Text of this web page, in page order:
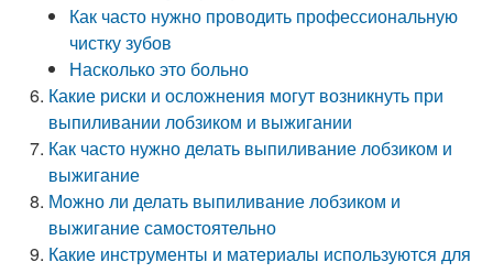
Как часто нужно проводить профессиональную
чистку зубов
Насколько это больно
Какие риски и осложнения могут возникнуть при
выпиливании лобзиком и выжигании
Как часто нужно делать выпиливание лобзиком и
выжигание
Можно ли делать выпиливание лобзиком и
выжигание самостоятельно
Какие инструменты и материалы используются для